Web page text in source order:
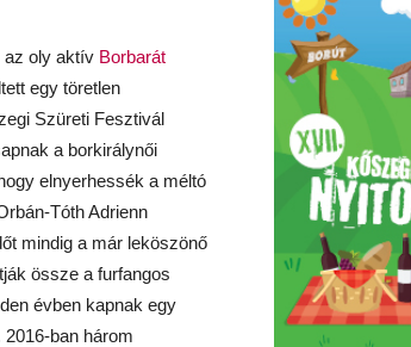
az oly aktív Borbarát
egy töretlen
Szüreti Fesztivál
a borkirálynői
elnyerhessék a méltó
Tóth Adrienn
mindig a már leköszönő
össze a furfangos
évben kapnak egy
ban három